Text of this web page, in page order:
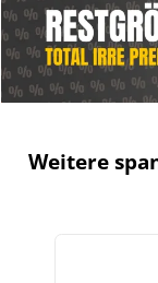
Weitere
Produktgalerie